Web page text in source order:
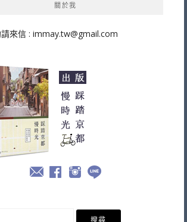
關於我
來信 : immay.tw@gmail.com